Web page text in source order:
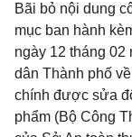
Bãi bỏ nội dung
mục ban hành
ngày 12 tháng 02
dân Thành phố
chính được sửa
phẩm (Bộ Công